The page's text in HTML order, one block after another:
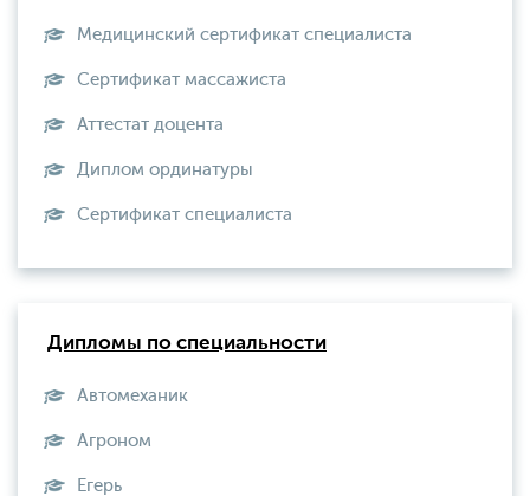
Медицинский сертификат специалиста
Сертификат массажиста
Аттестат доцента
Диплом ординатуры
Сертификат специалиста
Дипломы по специальности
Автомеханик
Агроном
Егерь